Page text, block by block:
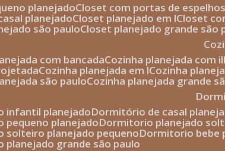
planejado closet com portas de espelhos
planejado closet planejado em l closet
são paulo closet planejado grande são
com bancada cozinha planejada com
cozinha planejada em l cozinha
são paulo cozinha planejada grande
infantil planejado
dormitório de casal
pequeno planejado dormitorio planejado
solteiro planejado pequeno dormitorio bebe
planejado grande são paulo